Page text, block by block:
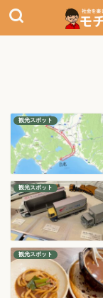
観光スポット
観光スポット
観光スポット